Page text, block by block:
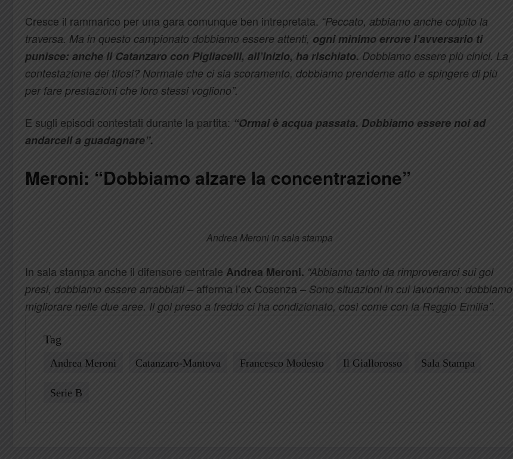
Cresce il rammarico per una gara comunque ben intrepretata. “Peccato, abbiamo anche colpito la
traversa. Ma in questo campionato dobbiamo essere attenti, ogni minimo errore l’avversario ti
punisce: anche il Catanzaro con Pigliacelli, all’inizio, ha rischiato. Dobbiamo essere più cinici. La
contestazione dei tifosi? Normale che ci sia scoramento, dobbiamo prenderne atto e spingere di più
per fare prestazioni che loro stessi vogliono”.
E sugli episodi contestati durante la partita: “Ormai è acqua passata. Dobbiamo essere noi ad
andarceli a guadagnare”.
Meroni: “Dobbiamo alzare la concentrazione”
Andrea Meroni in sala stampa
In sala stampa anche il difensore centrale Andrea Meroni. “Abbiamo tanto da rimproverarci sui gol
presi, dobbiamo essere arrabbiati – afferma l’ex Cosenza – Sono situazioni in cui lavoriamo: dobbiamo
migliorare nelle due aree. Il gol preso a freddo ci ha condizionato, così come con la Reggio Emilia”.
Tag
Andrea Meroni Catanzaro-Mantova Francesco Modesto Il Giallorosso Sala Stampa
Serie B